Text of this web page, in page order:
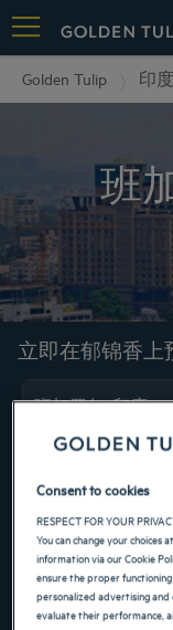
Golden Tulip 印度
班
立即在郁锦香上
添加特惠代码
Consent to cookies
RESPECT FOR YOUR
You can change your choices
information via our Cookie
ensure the proper
personalized advertising
evaluate their performance,